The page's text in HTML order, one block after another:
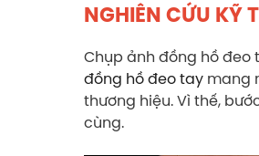
NGHIÊN CỨU KỸ
Chụp ảnh đồng hồ đeo
đồng hồ đeo tay mang
thương hiệu. Vì thế,
cùng.